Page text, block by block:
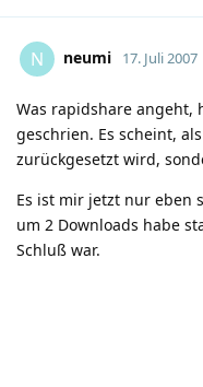
N neumi 17. Juli 2007
Was rapidshare angeht,
geschrien. Es scheint,
zurückgesetzt wird,
Es ist mir jetzt nur eben
um 2 Downloads habe
Schluß war.